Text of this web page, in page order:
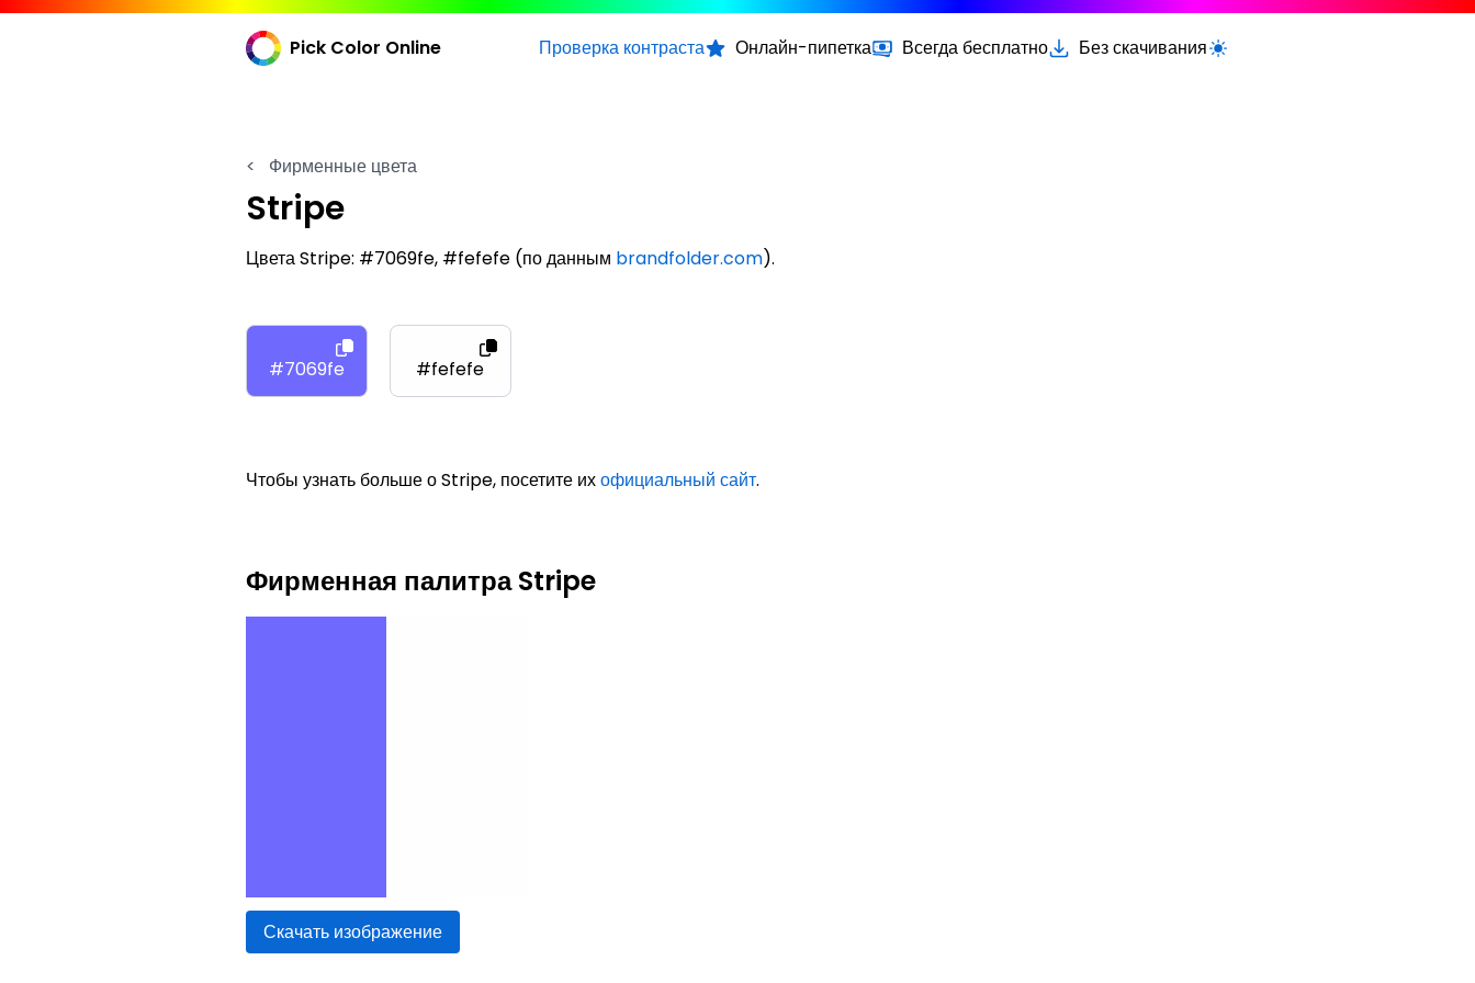
Pick Color Online Проверка контраста Онлайн-пипетка Всегда бесплатно Без скачиванияПереключить светлую/тёмную тему
< Фирменные цвета
Stripe
Цвета Stripe: #7069fe, #fefefe (по данным brandfolder.com).
#7069fe #fefefe
Чтобы узнать больше о Stripe, посетите ихофициальный сайт.
Фирменная палитра Stripe
Скачать изображение